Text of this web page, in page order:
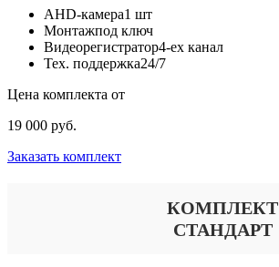
AHD-камера1 шт
Монтажпод ключ
Видеорегистратор4-ех канал
Тех. поддержка24/7
Цена комплекта от
19 000 руб.
Заказать комплект
КОМПЛЕКТ
СТАНДАРТ